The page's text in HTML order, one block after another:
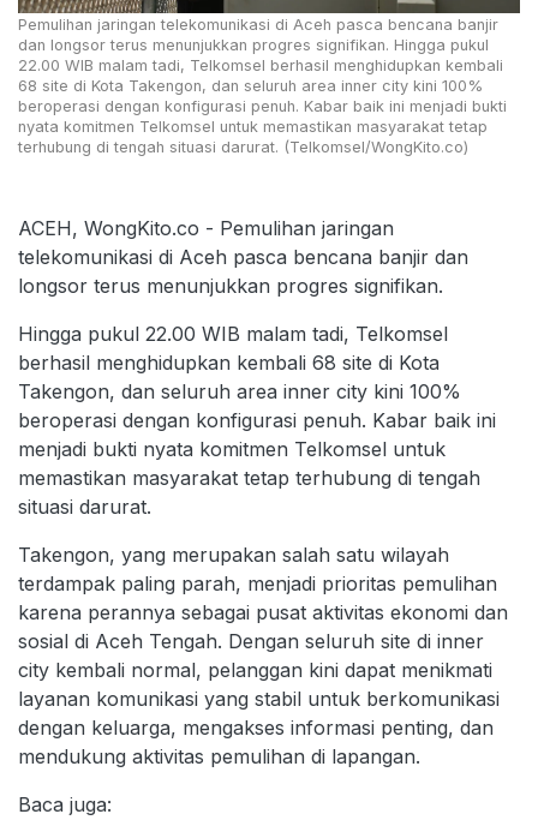
Pemulihan jaringan telekomunikasi di Aceh pasca bencana banjir
dan longsor terus menunjukkan progres signifikan. Hingga pukul
22.00 WIB malam tadi, Telkomsel berhasil menghidupkan kembali
68 site di Kota Takengon, dan seluruh area inner city kini 100%
beroperasi dengan konfigurasi penuh. Kabar baik ini menjadi bukti
nyata komitmen Telkomsel untuk memastikan masyarakat tetap
terhubung di tengah situasi darurat. (Telkomsel/WongKito.co)
ACEH, WongKito.co - Pemulihan jaringan
telekomunikasi di Aceh pasca bencana banjir dan
longsor terus menunjukkan progres signifikan.
Hingga pukul 22.00 WIB malam tadi, Telkomsel
berhasil menghidupkan kembali 68 site di Kota
Takengon, dan seluruh area inner city kini 100%
beroperasi dengan konfigurasi penuh. Kabar baik ini
menjadi bukti nyata komitmen Telkomsel untuk
memastikan masyarakat tetap terhubung di tengah
situasi darurat.
Takengon, yang merupakan salah satu wilayah
terdampak paling parah, menjadi prioritas pemulihan
karena perannya sebagai pusat aktivitas ekonomi dan
sosial di Aceh Tengah. Dengan seluruh site di inner
city kembali normal, pelanggan kini dapat menikmati
layanan komunikasi yang stabil untuk berkomunikasi
dengan keluarga, mengakses informasi penting, dan
mendukung aktivitas pemulihan di lapangan.
Baca juga: